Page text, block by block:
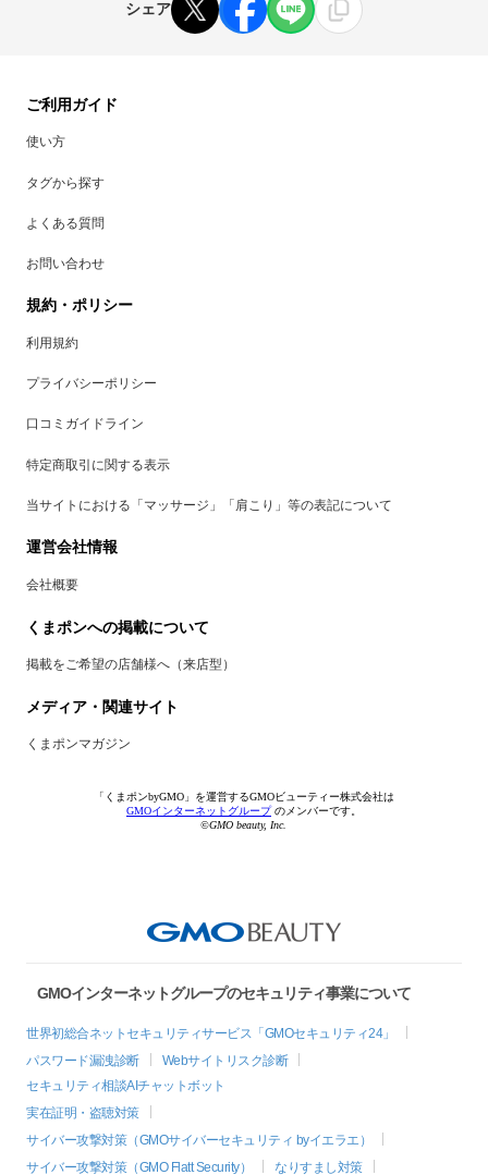
シェア
ご利用ガイド
使い方
タグから探す
よくある質問
お問い合わせ
規約・ポリシー
利用規約
プライバシーポリシー
口コミガイドライン
特定商取引に関する表示
当サイトにおける「マッサージ」「肩こり」等の表記について
運営会社情報
会社概要
くまポンへの掲載について
掲載をご希望の店舗様へ（来店型）
メディア・関連サイト
くまポンマガジン
「くまポンbyGMO」を運営するGMOビューティー株式会社は
GMOインターネットグループのメンバーです。
©GMO beauty, Inc.
GMOインターネットグループのセキュリティ事業について
世界初総合ネットセキュリティサービス「GMOセキュリティ24」
パスワード漏洩診断
Webサイトリスク診断
セキュリティ相談AIチャットボット
実在証明・盗聴対策
サイバー攻撃対策（GMOサイバーセキュリティ byイエラエ）
サイバー攻撃対策（GMO Flatt Security）
なりすまし対策